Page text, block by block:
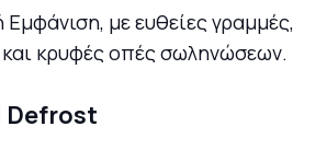
Εμφάνιση, με ευθείες γραμμές,
και κρυφές οπές σωληνώσεων.
Defrost